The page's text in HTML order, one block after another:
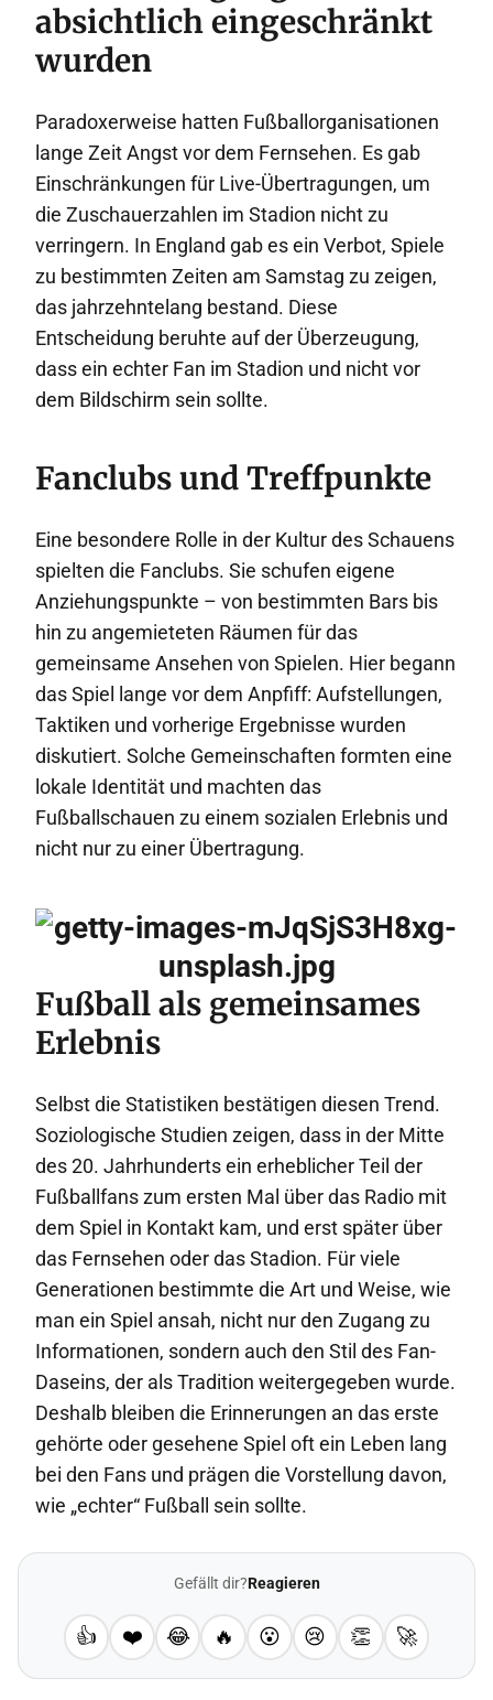
absichtlich eingeschränkt
wurden
Paradoxerweise hatten Fußballorganisationen
lange Zeit Angst vor dem Fernsehen. Es gab
Einschränkungen für Live-Übertragungen, um
die Zuschauerzahlen im Stadion nicht zu
verringern. In England gab es ein Verbot, Spiele
zu bestimmten Zeiten am Samstag zu zeigen,
das jahrzehntelang bestand. Diese
Entscheidung beruhte auf der Überzeugung,
dass ein echter Fan im Stadion und nicht vor
dem Bildschirm sein sollte.
Fanclubs und Treffpunkte
Eine besondere Rolle in der Kultur des Schauens
spielten die Fanclubs. Sie schufen eigene
Anziehungspunkte – von bestimmten Bars bis
hin zu angemieteten Räumen für das
gemeinsame Ansehen von Spielen. Hier begann
das Spiel lange vor dem Anpfiff: Aufstellungen,
Taktiken und vorherige Ergebnisse wurden
diskutiert. Solche Gemeinschaften formten eine
lokale Identität und machten das
Fußballschauen zu einem sozialen Erlebnis und
nicht nur zu einer Übertragung.
Fußball als gemeinsames
Erlebnis
Selbst die Statistiken bestätigen diesen Trend.
Soziologische Studien zeigen, dass in der Mitte
des 20. Jahrhunderts ein erheblicher Teil der
Fußballfans zum ersten Mal über das Radio mit
dem Spiel in Kontakt kam, und erst später über
das Fernsehen oder das Stadion. Für viele
Generationen bestimmte die Art und Weise, wie
man ein Spiel ansah, nicht nur den Zugang zu
Informationen, sondern auch den Stil des Fan-
Daseins, der als Tradition weitergegeben wurde.
Deshalb bleiben die Erinnerungen an das erste
gehörte oder gesehene Spiel oft ein Leben lang
bei den Fans und prägen die Vorstellung davon,
wie „echter“ Fußball sein sollte.
Gefällt dir?Reagieren
👍 ❤️ 😂 🔥 😮 😢 👏 🚀